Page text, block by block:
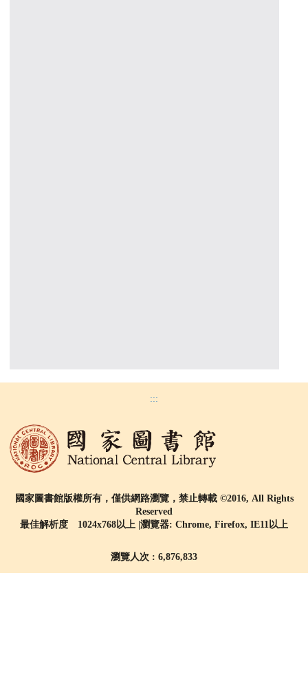
:::
國家圖書館版權所有，僅供網路瀏覽，禁止轉載 ©2016, All Rights
Reserved
最佳解析度 1024x768以上 |瀏覽器: Chrome, Firefox, IE11以上
瀏覽人次 : 6,876,833